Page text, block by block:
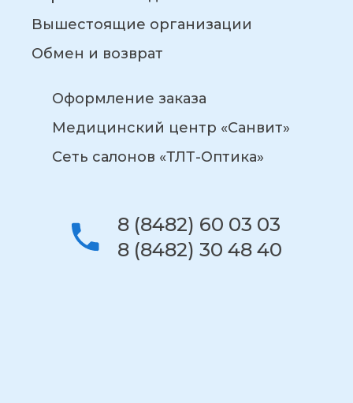
Вышестоящие организации
Обмен и возврат
Оформление заказа
Медицинский центр «Санвит»
Сеть салонов «ТЛТ-Оптика»
8 (8482) 60 03 03
8 (8482) 30 48 40